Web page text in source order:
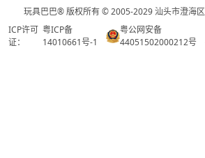
玩具巴巴® 版权所有 © 2005-2029 汕头市澄海
ICP许可
证：
粤ICP备
14010661号-1
粤公网安备
44051502000212号